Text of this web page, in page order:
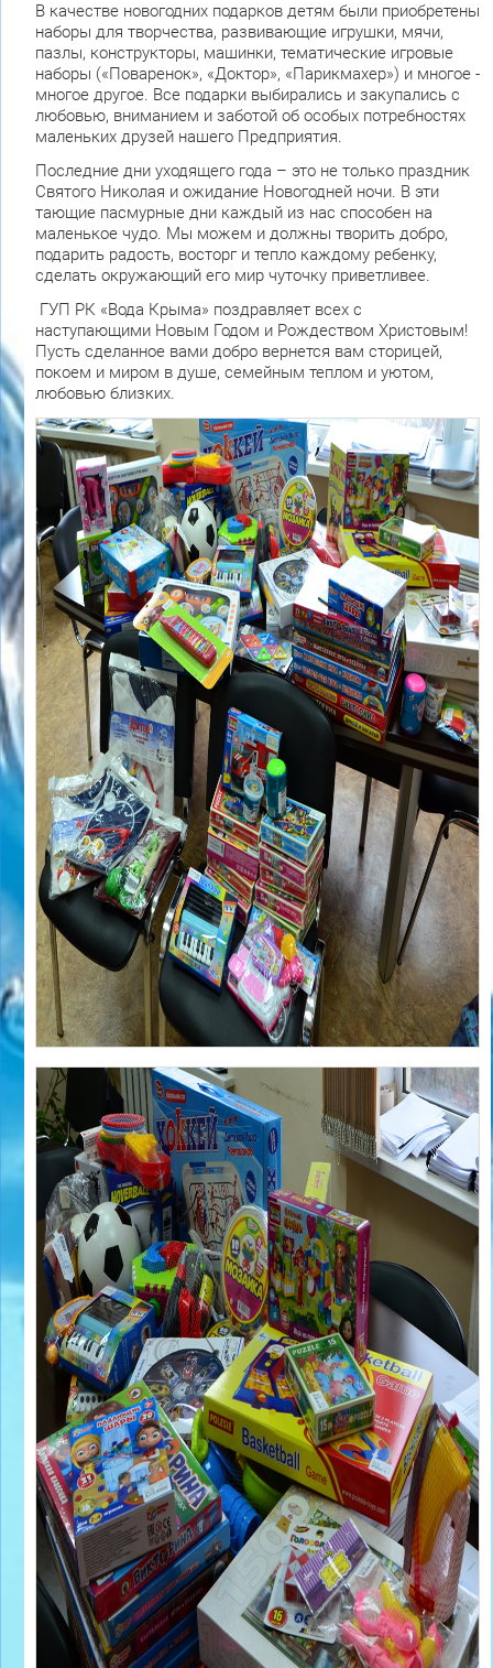
В качестве новогодних подарков детям были приобретены
наборы для творчества, развивающие игрушки, мячи,
пазлы, конструкторы, машинки, тематические игровые
наборы («Поваренок», «Доктор», «Парикмахер») и многое -
многое другое. Все подарки выбирались и закупались с
любовью, вниманием и заботой об особых потребностях
маленьких друзей нашего Предприятия.
Последние дни уходящего года – это не только праздник
Святого Николая и ожидание Новогодней ночи. В эти
тающие пасмурные дни каждый из нас способен на
маленькое чудо. Мы можем и должны творить добро,
подарить радость, восторг и тепло каждому ребенку,
сделать окружающий его мир чуточку приветливее.
ГУП РК «Вода Крыма» поздравляет всех с
наступающими Новым Годом и Рождеством Христовым!
Пусть сделанное вами добро вернется вам сторицей,
покоем и миром в душе, семейным теплом и уютом,
любовью близких.